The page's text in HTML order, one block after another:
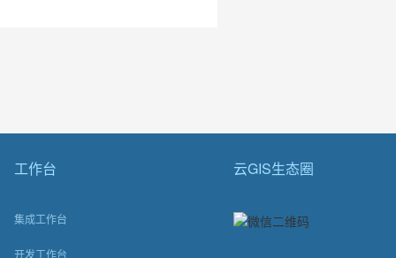
工作台
集成工作台
开发工作台
云GIS生态圈